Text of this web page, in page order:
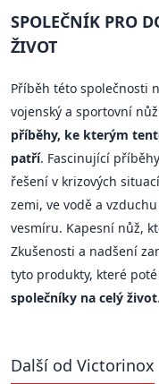
SPOLEČNÍK PRO
ŽIVOT
Příběh této společnosti
vojenský a sportovní
příběhy, ke kterým
patří. Fascinující
řešení v krizových
zemi, ve vodě a
vesmíru. Kapesní nůž,
Zkušenosti a nadšení
tyto produkty, které
společníky na celý život.
Další od Victorinox